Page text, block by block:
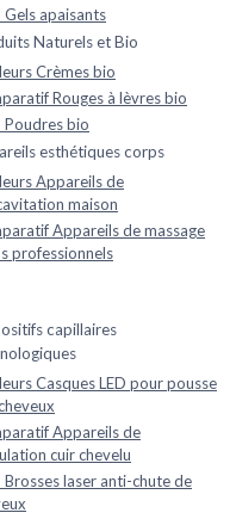
Gels apaisants
Naturels et Bio
Crèmes bio
Rouges à lèvres bio
Poudres bio
esthétiques corps
Appareils de
maison
Appareils de massage
professionnels
capillaires
Casques LED pour pousse
Appareils de
cuir chevelu
Brosses laser anti-chute de